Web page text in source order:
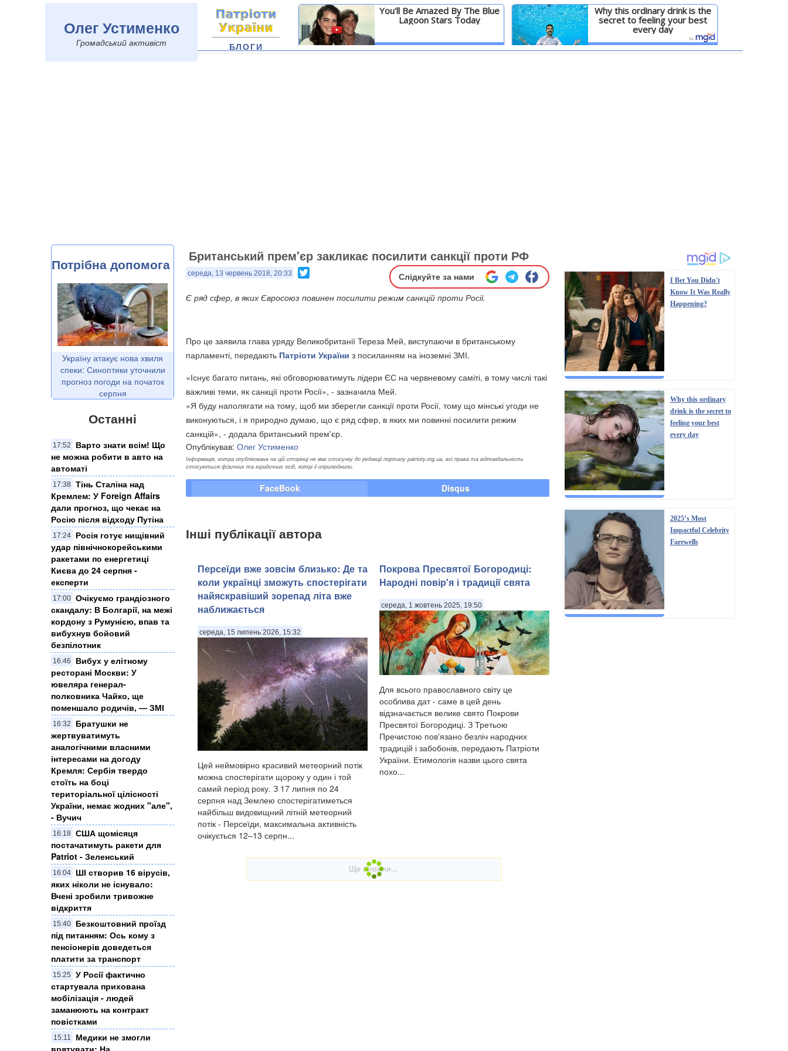
Олег Устименко
Громадський активіст
You'll Be Amazed By The Blue
Lagoon Stars Today
Детальніше
Why this ordinary drink is the
secret to feeling your best
every day
Детальніше
БЛОГИ
Потрібна допомога
Україну атакує нова хвиля
спеки: Синоптики уточнили
прогноз погоди на початок
серпня
Останні
17:52
Варто знати всім! Що
не можна робити в авто на
автоматі
17:38 Тінь Сталіна над
Кремлем: У Foreign Affairs
дали прогноз, що чекає на
Росію після відходу Путіна
17:24
Росія готує нищівний
удар північнокорейськими
ракетами по енергетиці
Києва до 24 серпня -
експерти
17:00 Очікуємо грандіозного
скандалу: В Болгарії, на межі
кордону з Румунією, впав та
вибухнув бойовий
безпілотник
16:46
Вибух у елітному
ресторані Москви: У
ювеляра генерал-
полковника Чайко, ще
поменшало родичів, — ЗМІ
16:32
Братушки не
жертвуватимуть
аналогічними власними
інтересами на догоду
Кремля: Сербія твердо
стоїть на боці
територіальної цілісності
України, немає жодних "але",
- Вучич
16:18 США щомісяця
постачатимуть ракети для
Patriot - Зеленський
16:04
ШІ створив 16 вірусів,
яких ніколи не існувало:
Вчені зробили тривожне
відкриття
15:40
Безкоштовний проїзд
під питанням: Ось кому з
пенсіонерів доведеться
платити за транспорт
15:25
У Росії фактично
стартувала прихована
мобілізація - людей
заманюють на контракт
повістками
15:11
Медики не змогли
Британський прем'єр закликає посилити санкції проти РФ
середа, 13 червень 2018, 20:33 Слідкуйте за нами
Є ряд сфер, в яких Євросоюз повинен посилити режим санкцій проти Росії.
Про це заявила глава уряду Великобританії Тереза Мей, виступаючи в британському
парламенті, передають Патріоти України з посиланням на іноземні ЗМІ.
«Існує багато питань, які обговорюватимуть лідери ЄС на червневому саміті, в тому числі такі
важливі теми, як санкції проти Росії», - зазначила Мей.
«Я буду наполягати на тому, щоб ми зберегли санкції проти Росії, тому що мінські угоди не
виконуються, і я природно думаю, що є ряд сфер, в яких ми повинні посилити режим
санкцій», - додала британський прем'єр.
Опублікував: Олег Устименко
Інформація, котра опублікована на цій сторінці не має стосунку до редакції порталу patrioty.org.ua, всі права та відповідальність
стосуються фізичних та юридичних осіб, котрі її оприлюднили.
FaceBook Disqus
Інші публікації автора
Персеїди вже зовсім близько: Де та
коли українці зможуть спостерігати
найяскравіший зорепад літа вже
наближається
середа, 15 липень 2026, 15:32
Цей неймовірно красивий метеорний потік
можна спостерігати щороку у один і той
самий період року. З 17 липня по 24
серпня над Землею спостерігатиметься
найбільш видовищний літній метеорний
потік - Персеїди, максимальна активність
очікується 12–13 серпн...
Покрова Пресвятої Богородиці:
Народні повір'я і традиції свята
середа, 1 жовтень 2025, 19:50
Для всього православного світу це
особлива дат - саме в цей день
відзначається велике свято Покрови
Пресвятої Богородиці. З Третьою
Пречистою пов'язано безліч народних
традицій і забобонів, передають Патріоти
України. Етимологія назви цього свята
похо...
I Bet You Didn't
Know It Was Really
Happening?
Why this ordinary
drink is the secret to
feeling your best
every day
2025’s Most
Impactful Celebrity
Farewells